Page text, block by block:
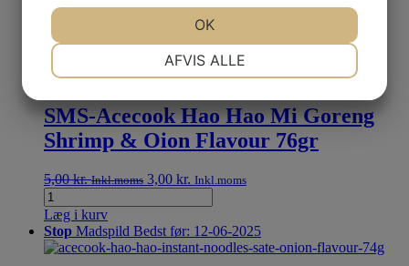
StopMadspildBedst før: 12-06-2025
SMS-Acecook Hao Hao Mi Goreng
Shrimp & Oion Flavour 76gr
5,00kr. Inkl.moms 3,00 kr. Inkl.moms
Læg i kurv
Stop Madspild Bedst før: 12-06-2025
MARKETING STATISTIK
AFVIS ALLE
OK